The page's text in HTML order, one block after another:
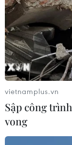
Bình vào 16 giờ
06/08/2026 06:28
Quảng Trị:
thường trực nỗi
06/08/2026 05:14
vietnamplus.vn
Sập công
vong